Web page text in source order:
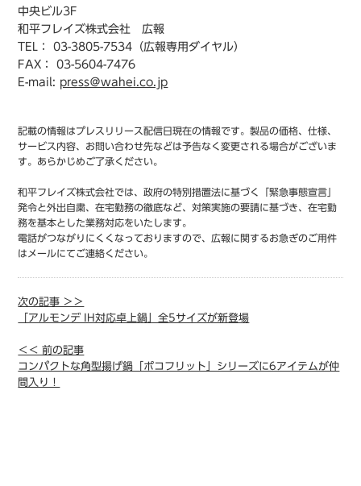
中央ビル3F
和平フレイズ株式会社 広報
TEL： 03-3805-7534（広報専用ダイヤル）
FAX： 03-5604-7476
E-mail: press＠wahei.co.jp
記載の情報はプレスリリース配信日現在の情報です。製品の価格、仕様、
サービス内容、お問い合わせ先などは予告なく変更される場合がございま
す。あらかじめご了承ください。
和平フレイズ株式会社では、政府の特別措置法に基づく「緊急事態宣言」
発令と外出自粛、在宅勤務の徹底など、対策実施の要請に基づき、在宅勤
務を基本とした業務対応をいたします。
電話がつながりにくくなっておりますので、広報に関するお急ぎのご用件
はメールにてご連絡ください。
次の記事 ＞＞
「アルモンデ IH対応卓上鍋」全5サイズが新登場
＜＜ 前の記事
コンパクトな角型揚げ鍋「ポコフリット」シリーズに6アイテムが仲
間入り！